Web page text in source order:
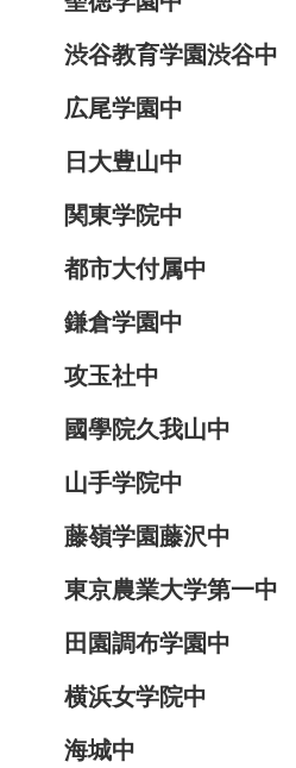
渋谷教育学園渋谷中
広尾学園中
日大豊山中
関東学院中
都市大付属中
鎌倉学園中
攻玉社中
國學院久我山中
山手学院中
藤嶺学園藤沢中
東京農業大学第一中
田園調布学園中
横浜女学院中
海城中